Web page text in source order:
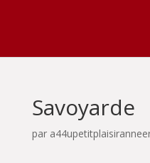
Savoyarde
par